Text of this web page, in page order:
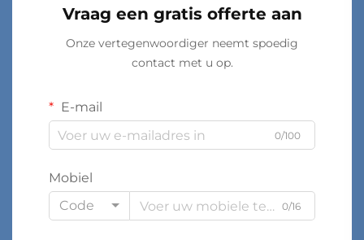
Vraag een gratis offerte aan
Onze vertegenwoordiger neemt spoedig
contact met u op.
E-mail
0/100
Mobiel
Code
0/16